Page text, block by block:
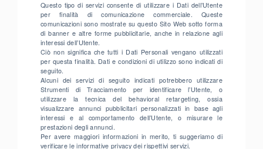
Questo tipo di servizi consente di utilizzare i Dati dell’Utente
per finalità di comunicazione commerciale. Queste
comunicazioni sono mostrate su questo Sito Web sotto forma
di banner e altre forme pubblicitarie, anche in relazione agli
interessi dell’Utente.
Ciò non significa che tutti i Dati Personali vengano utilizzati
per questa finalità. Dati e condizioni di utilizzo sono indicati di
seguito.
Alcuni dei servizi di seguito indicati potrebbero utilizzare
Strumenti di Tracciamento per identificare l’Utente, o
utilizzare la tecnica del behavioral retargeting, ossia
visualizzare annunci pubblicitari personalizzati in base agli
interessi e al comportamento dell’Utente, o misurare le
prestazioni degli annunci.
Per avere maggiori informazioni in merito, ti suggeriamo di
verificare le informative privacy dei rispettivi servizi.